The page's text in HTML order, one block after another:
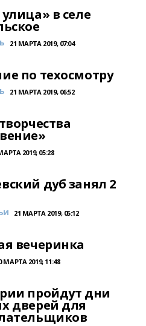
в селе
21 МАРТА 2019, 07:04
по техосмотру
21 МАРТА 2019, 06:52
2019, 05:28
дуб занял 2
21 МАРТА 2019, 05:12
вечеринка
МАРТА 2019, 11:48
пройдут дни
дверей для